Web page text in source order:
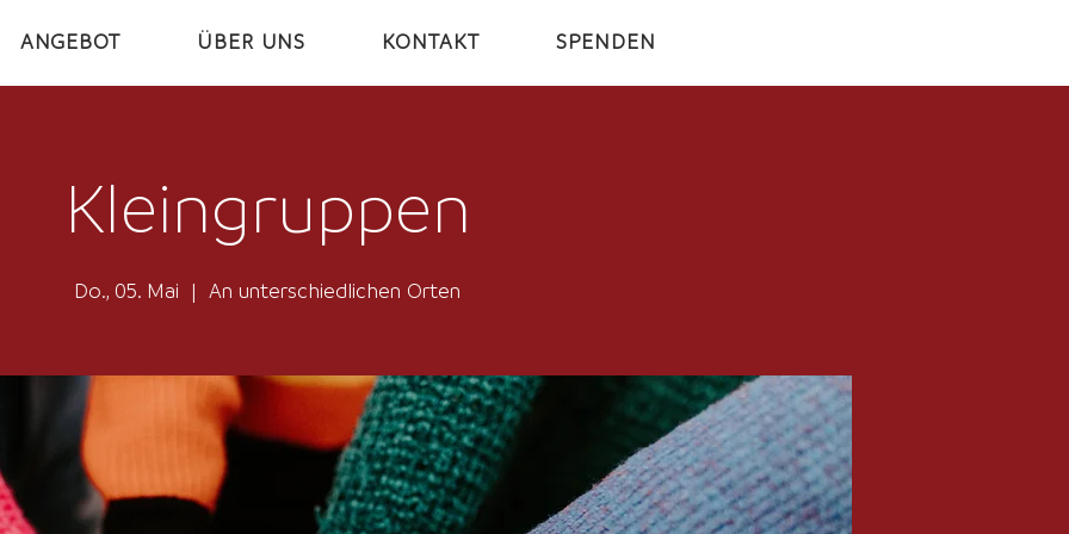
ANGEBOT ÜBER UNS KONTAKT SPENDEN
Kleingruppen
Do., 05. Mai
  |
An unterschiedlichen Orten